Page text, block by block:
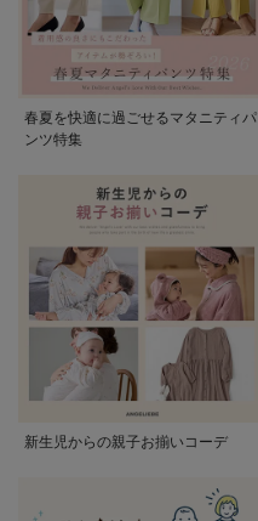
春夏を快適に過ごせるマタニティパ
ンツ特集
新生児からの親子お揃いコーデ